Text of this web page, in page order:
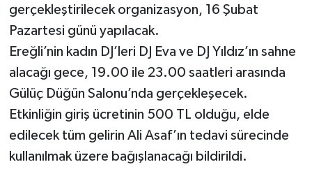
gerçekleştirilecek organizasyon, 16 Şubat
Pazartesi günü yapılacak.
Ereğli’nin kadın DJ’leri DJ Eva ve DJ Yıldız’ın sahne
alacağı gece, 19.00 ile 23.00 saatleri arasında
Gülüç Düğün Salonu’nda gerçekleşecek.
Etkinliğin giriş ücretinin 500 TL olduğu, elde
edilecek tüm gelirin Ali Asaf’ın tedavi sürecinde
kullanılmak üzere bağışlanacağı bildirildi.